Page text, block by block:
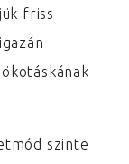
friss
szinte